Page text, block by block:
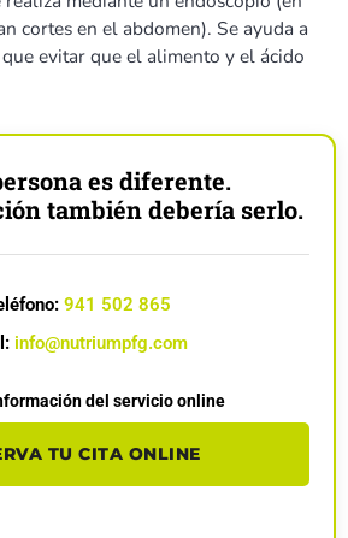
cortes en el abdomen). Se ayuda a
evitar que el alimento y el ácido
es diferente.
también debería serlo.
941 502 865
info@nutriumpfg.com
del servicio online
TU CITA ONLINE